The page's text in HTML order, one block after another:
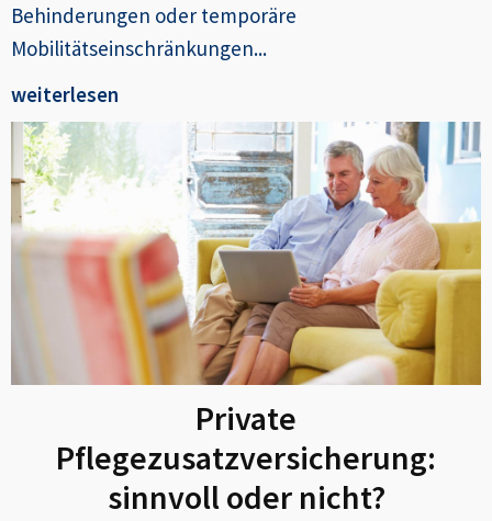
Behinderungen oder temporäre
Mobilitätseinschränkungen...
weiterlesen
Private
Pflegezusatzversicherung:
sinnvoll oder nicht?